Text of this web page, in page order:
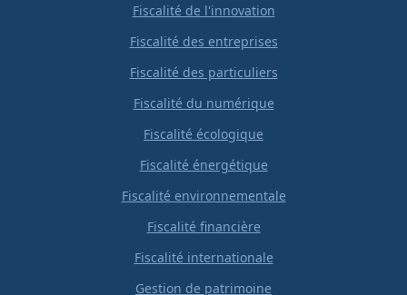
Fiscalité de l'innovation
Fiscalité des entreprises
Fiscalité des particuliers
Fiscalité du numérique
Fiscalité écologique
Fiscalité énergétique
Fiscalité environnementale
Fiscalité financière
Fiscalité internationale
Gestion de patrimoine